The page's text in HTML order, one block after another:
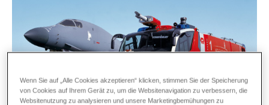
Wenn Sie auf „Alle Cookies akzeptieren“ klicken, stimmen Sie der Speicherung
von Cookies auf Ihrem Gerät zu, um die Websitenavigation zu verbessern, die
Websitenutzung zu analysieren und unsere Marketingbemühungen zu